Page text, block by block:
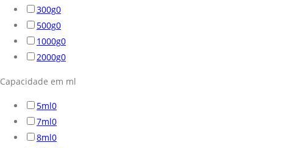
300g0
500g0
1000g0
2000g0
Capacidade em ml
5ml0
7ml0
8ml0